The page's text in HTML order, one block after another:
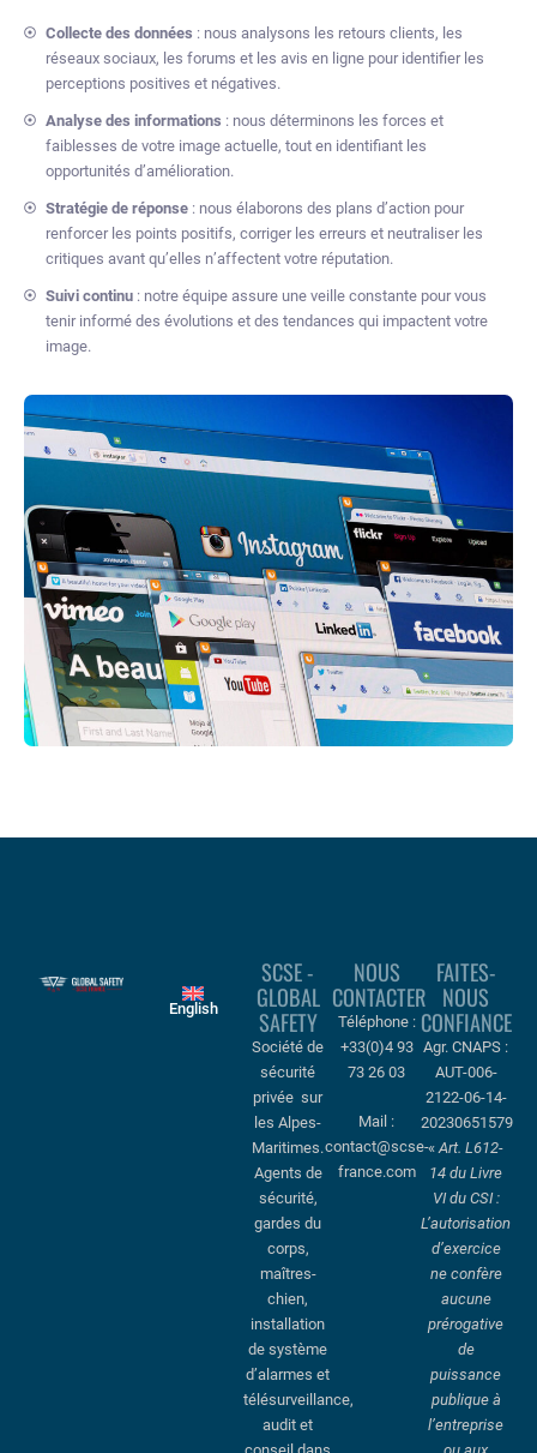
Collecte des données : nous analysons les retours clients, les
réseaux sociaux, les forums et les avis en ligne pour identifier les
perceptions positives et négatives.
Analyse des informations : nous déterminons les forces et
faiblesses de votre image actuelle, tout en identifiant les
opportunités d’amélioration.
Stratégie de réponse: nous élaborons des plans d’action pour
renforcer les points positifs, corriger les erreurs et neutraliser les
critiques avant qu’elles n’affectent votre réputation.
Suivi continu: notre équipe assure une veille constante pour vous
tenir informé des évolutions et des tendances qui impactent votre
image.
English
SCSE -
GLOBAL
SAFETY
Société de
sécurité
privée sur
les Alpes-
Maritimes.
Agents de
sécurité,
gardes du
corps,
maîtres-
chien,
installation
de système
d’alarmes et
télésurveillance,
audit et
NOUS
CONTACTER
Téléphone :
+33(0)4 93
73 26 03
Mail :
contact@scse-
france.com
FAITES-
NOUS
CONFIANCE
Agr. CNAPS :
AUT-006-
2122-06-14-
20230651579
«Art. L612-
14 du Livre
VI du CSI :
L’autorisation
d’exercice
ne confère
aucune
prérogative
de
puissance
publique à
l’entreprise